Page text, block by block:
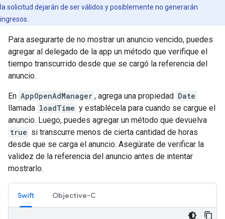
la solicitud dejarán de ser válidos y posiblemente no generarán
ingresos.
Para asegurarte de no mostrar un anuncio vencido, puedes
agregar al delegado de la app un método que verifique el
tiempo transcurrido desde que se cargó la referencia del
anuncio.
En AppOpenAdManager , agrega una propiedad Date
llamada loadTime y establécela para cuando se cargue el
anuncio. Luego, puedes agregar un método que devuelva
true si transcurre menos de cierta cantidad de horas
desde que se carga el anuncio. Asegúrate de verificar la
validez de la referencia del anuncio antes de intentar
mostrarlo.
Swift Objective-C